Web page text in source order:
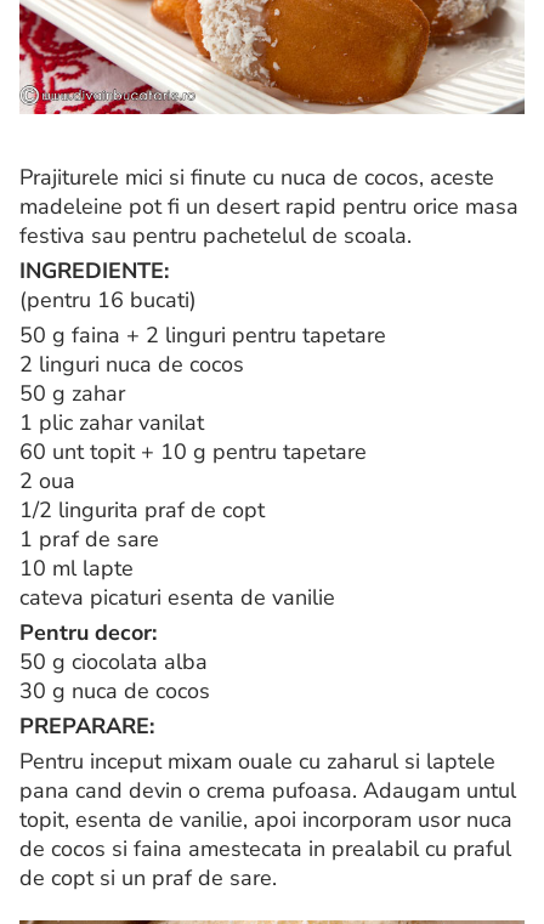
Prajiturele mici si finute cu nuca de cocos, aceste
madeleine pot fi un desert rapid pentru orice masa
festiva sau pentru pachetelul de scoala.
INGREDIENTE:
(pentru 16 bucati)
50 g faina + 2 linguri pentru tapetare
2 linguri nuca de cocos
50 g zahar
1 plic zahar vanilat
60 unt topit + 10 g pentru tapetare
2 oua
1/2 lingurita praf de copt
1 praf de sare
10 ml lapte
cateva picaturi esenta de vanilie
Pentru decor:
50 g ciocolata alba
30 g nuca de cocos
PREPARARE:
Pentru inceput mixam ouale cu zaharul si laptele
pana cand devin o crema pufoasa. Adaugam untul
topit, esenta de vanilie, apoi incorporam usor nuca
de cocos si faina amestecata in prealabil cu praful
de copt si un praf de sare.